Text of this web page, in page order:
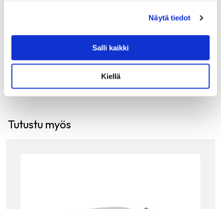
Näytä tiedot
Salli kaikki
Kiellä
kylkeen valmiiksi odottamaan käyttöä. Kuorija pysyy
30.00€
LISÄÄ OSTOSKORIIN
Tutustu myös